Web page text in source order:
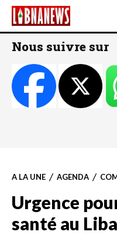
Nous suivre sur
A LA UNE AGENDA
Urgence
santé au